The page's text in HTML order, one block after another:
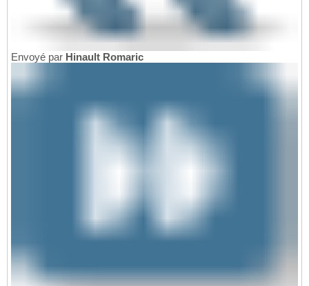
Envoyé par Hinault Romaric